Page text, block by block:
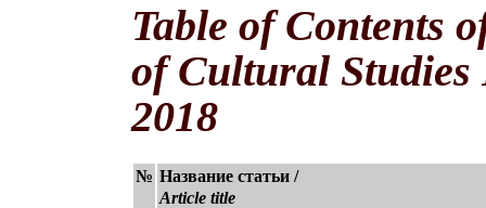
Table of Contents
of Cultural Studies
2018
№ Название статьи /
Article title